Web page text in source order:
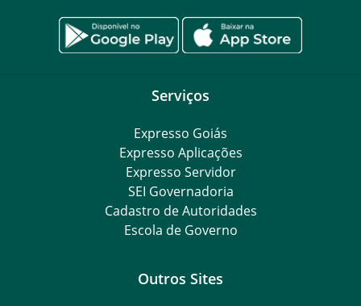
Serviços
Expresso Goiás
Expresso Aplicações
Expresso Servidor
SEI Governadoria
Cadastro de Autoridades
Escola de Governo
Outros Sites